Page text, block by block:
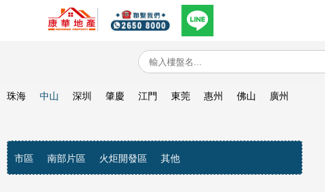
珠海 中山
市區 南部片區 火炬開發區 其他
深圳 肇慶 江門 東莞 惠州 佛山 廣州